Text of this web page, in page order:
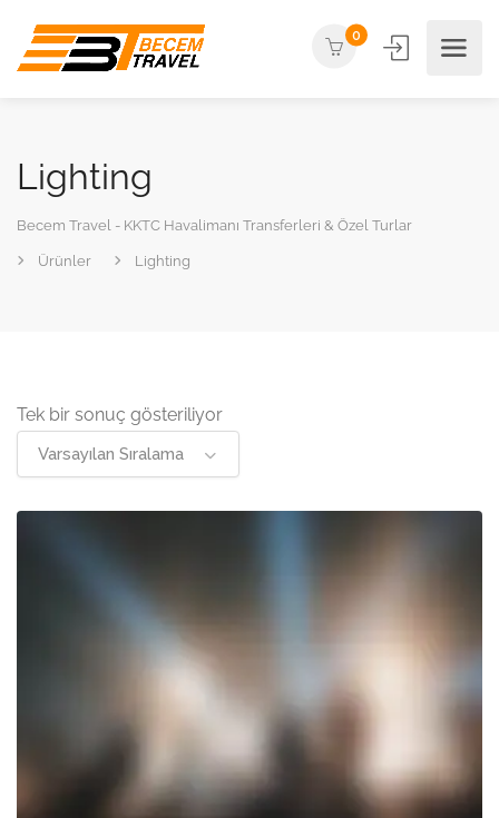
0
Lighting
Becem Travel - KKTC Havalimanı Transferleri & Özel Turlar
Ürünler Lighting
Tek bir sonuç gösteriliyor
Varsayılan Sıralama